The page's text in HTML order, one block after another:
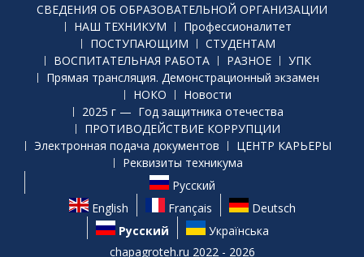
СВЕДЕНИЯ ОБ ОБРАЗОВАТЕЛЬНОЙ ОРГАНИЗАЦИИ
НАШ ТЕХНИКУМ
Профессионалитет
ПОСТУПАЮЩИМ
СТУДЕНТАМ
ВОСПИТАТЕЛЬНАЯ РАБОТА
РАЗНОЕ
УПК
Прямая трансляция. Демонстрационный экзамен
НОКО
Новости
2025 г — Год защитника отечества
ПРОТИВОДЕЙСТВИЕ КОРРУПЦИИ
Электронная подача документов
ЦЕНТР КАРЬЕРЫ
Реквизиты техникума
Русский
English
Français
Deutsch
Русский
Українська
chapagroteh.ru 2022 - 2026